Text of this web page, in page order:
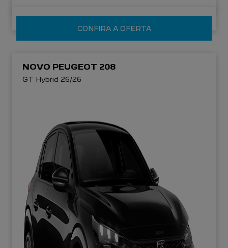
CONFIRA A OFERTA
NOVO PEUGEOT 208
GT Hybrid 26/26